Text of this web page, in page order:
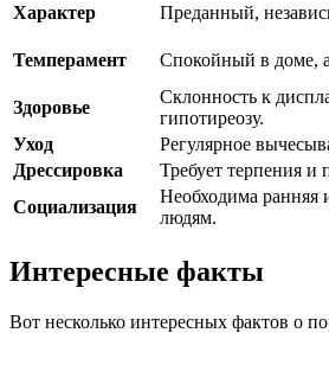
Характер
Преданный,
Темперамент
Спокойный в доме,
Здоровье
Склонность к
гипотиреозу.
Уход
Регулярное
Дрессировка
Требует терпения и
Социализация
Необходима ранняя
людям.
Интересные факты
Вот несколько интересных фактов о